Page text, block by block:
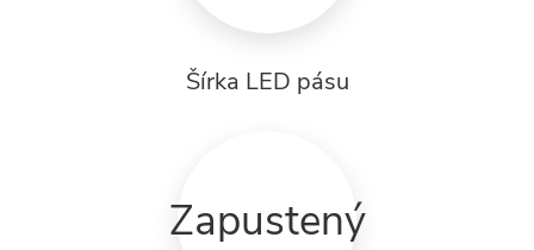
Šírka LED pásu
Zapustený